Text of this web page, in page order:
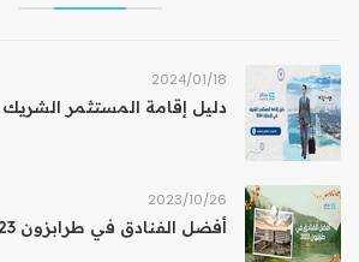
18‏/01‏/2024
دليل إقامة المستثمر الشريك في
26‏/10‏/2023
أفضل الفنادق في طرابزون 2023